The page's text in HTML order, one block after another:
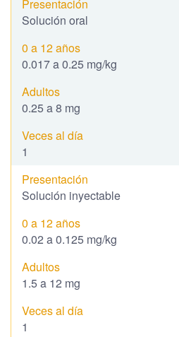
Solución oral
0.017 a 0.25 mg/kg
0.25 a 8 mg
1
Solución inyectable
0.02 a 0.125 mg/kg
1.5 a 12 mg
1